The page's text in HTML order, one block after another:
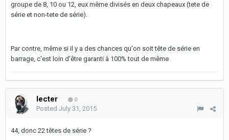
groupe de 8, 10 ou 12, eux même divisés en deux chapeaux (tete de
série et non-tete de série).
Par contre, même si il y a des chances qu'on soit tête de série en
barrage, c'est loin d’être garanti à 100% tout de même
lecter 0
Posted July 31, 2015
44, donc 22 têtes de série ?